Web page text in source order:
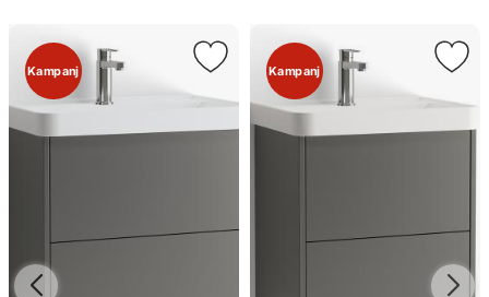
Kampanj Kampanj